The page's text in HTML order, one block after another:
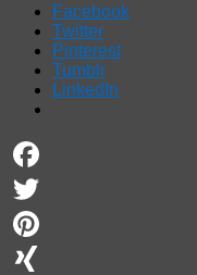
Facebook
Twitter
Pinterest
Tumblr
LinkedIn
Facebook
Twitter
Pinterest